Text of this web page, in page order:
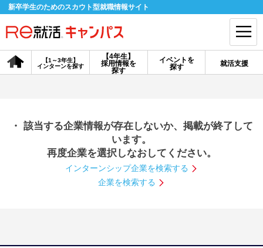
新卒学生のためのスカウト型就職情報サイト
【4年生】
採用情報を
探す
【1～3年生】
インターンを探す
イベントを
探す
就活支援
会員登録 ログイン
探す
【4年生】
説明会を探す
インターンを探す
・ 該当する企業情報が存在しないか、掲載が終了して
います。
再度企業を選択しなおしてください。
インターンシップ企業を検索する
企業を検索する